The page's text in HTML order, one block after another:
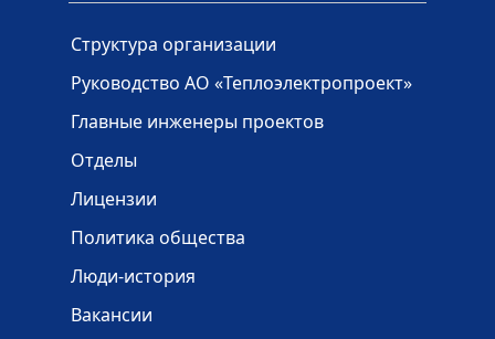
Структура организации
Руководство АО «Теплоэлектропроект»
Главные инженеры проектов
Отделы
Лицензии
Политика общества
Люди-история
Вакансии